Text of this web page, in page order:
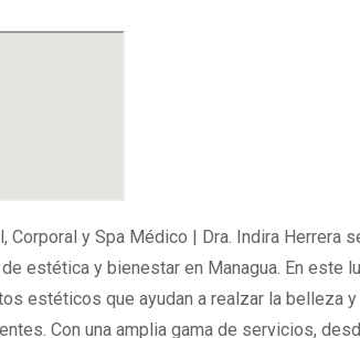
Corporal y Spa Médico | Dra. Indira Herrera
estética y bienestar en Managua. En este
estéticos que ayudan a realzar la belleza y
Con una amplia gama de servicios,